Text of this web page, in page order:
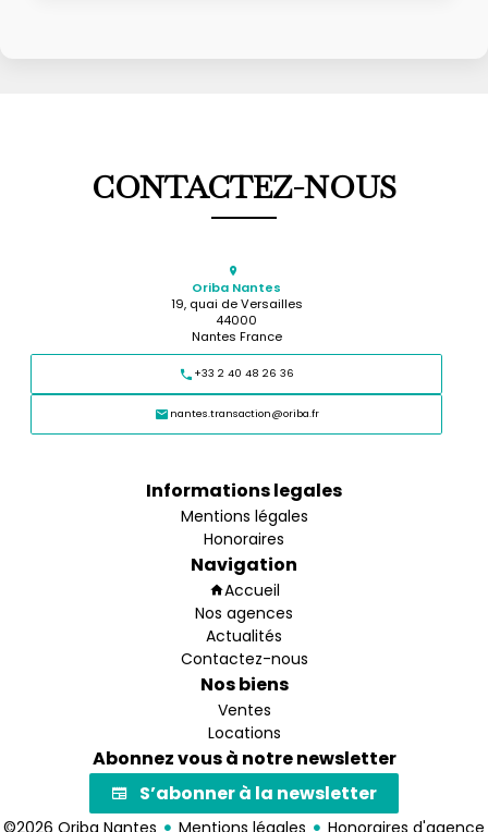
CONTACTEZ-NOUS
Oriba Nantes
19, quai de Versailles
44000
Nantes France
+33 2 40 48 26 36
nantes.transaction@oriba.fr
Informations legales
Mentions légales
Honoraires
Navigation
Accueil
Nos agences
Actualités
Contactez-nous
Nos biens
Ventes
Locations
Abonnez vous à notre newsletter
S’abonner à la newsletter
©2026 Oriba Nantes Mentions légales Honoraires d'agence